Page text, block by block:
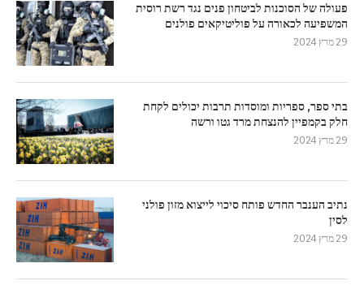
פעולה של הסוכנות לביטחון פנים נגד רשת רוסית
המשפיעה לכאורה על פוליטיקאים פולנים
29 מרץ 2024
בתי ספר, ספריות ומוסדות תרבות יכולים לקחת
חלק בקמפיין להנצחת מרד גטו ורשה
29 מרץ 2024
נתיב הענבר החדש פותח סיכוי לייצוא מזון פולני
לסין
29 מרץ 2024